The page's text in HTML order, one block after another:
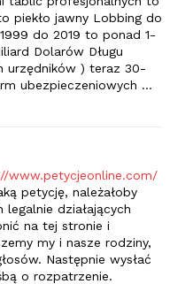
piekło jawny Lobbing do
do 2019 to ponad 1-
Dolarów Długu
urzędników ) teraz 30-
ubezpieczeniowych …
www.petycjeonline.com/
petycję, należałoby
działających
na tej stronie i
my i nasze rodziny,
Następnie wysłać
o rozpatrzenie.